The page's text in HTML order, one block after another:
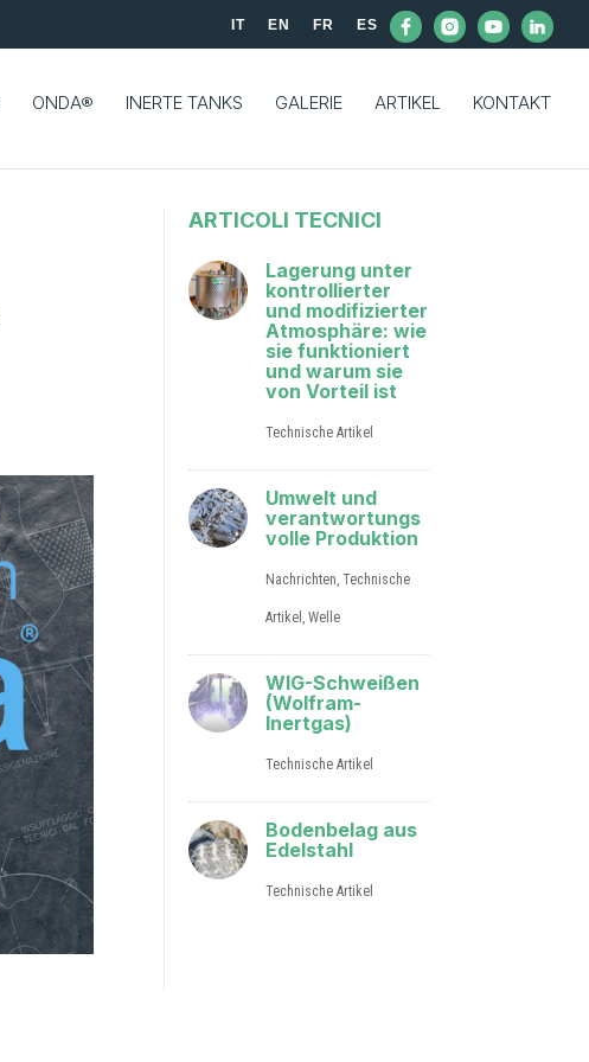
IT EN FR ES
ONDA® INERTE TANKS GALERIE ARTIKEL KONTAKT
ARTICOLI TECNICI
Lagerung unter
kontrollierter
und modifizierter
Atmosphäre: wie
sie funktioniert
und warum sie
von Vorteil ist
Technische Artikel
Umwelt und
verantwortungs
volle Produktion
Nachrichten,Technische
Artikel ,Welle
WIG-Schweißen
(Wolfram-
Inertgas)
Technische Artikel
Bodenbelag aus
Edelstahl
Technische Artikel